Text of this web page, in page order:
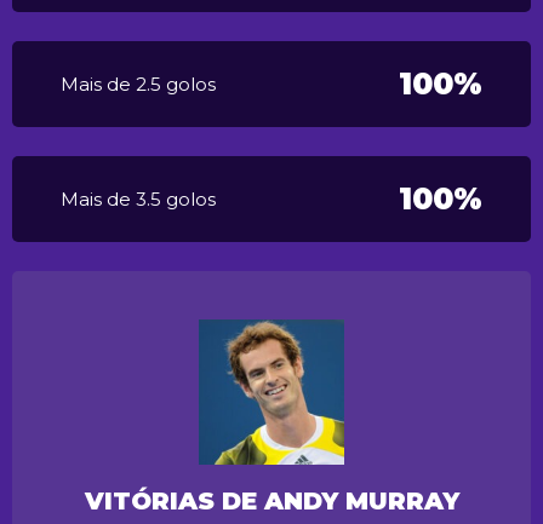
Mais de 2.5 golos 100%
Mais de 3.5 golos 100%
VITÓRIAS DE ANDY MURRAY